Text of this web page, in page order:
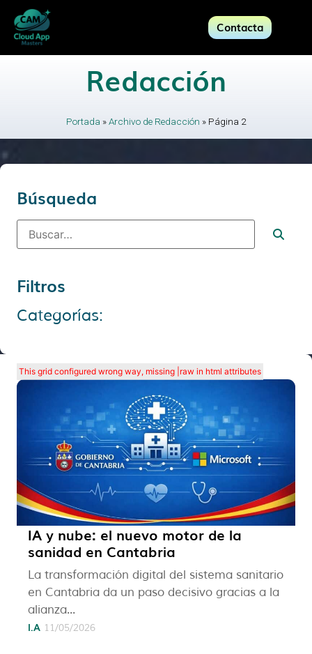
Contacta
Redacción
Portada »Archivo de Redacción » Página 2
Búsqueda
Filtros
Categorías:
IA y nube: el nuevo motor de la
sanidad en Cantabria
La transformación digital del sistema sanitario
en Cantabria da un paso decisivo gracias a la
alianza...
I.A 11/05/2026
This grid configured wrong way, missing |raw in html attributes